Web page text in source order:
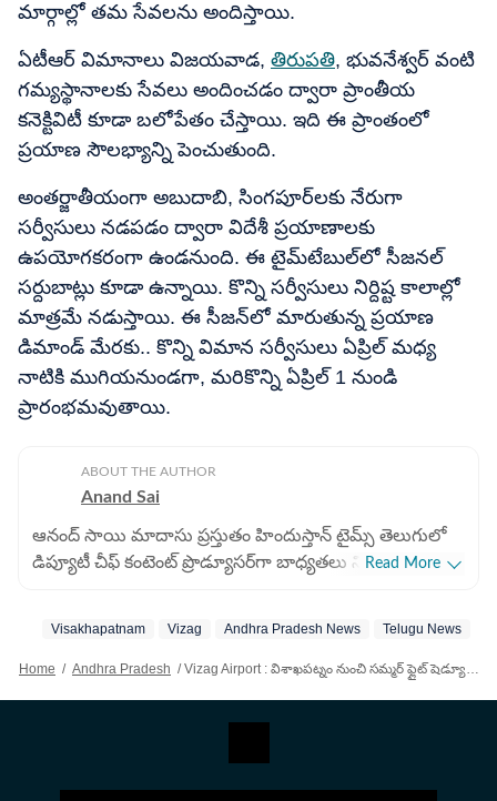
మార్గాల్లో తమ సేవలను అందిస్తాయి.
ఏటీఆర్ విమానాలు విజయవాడ, తిరుపతి, భువనేశ్వర్ వంటి
గమ్యస్థానాలకు సేవలు అందించడం ద్వారా ప్రాంతీయ
కనెక్టివిటీ కూడా బలోపేతం చేస్తాయి. ఇది ఈ ప్రాంతంలో
ప్రయాణ సౌలభ్యాన్ని పెంచుతుంది.
అంతర్జాతీయంగా అబుదాబి, సింగపూర్‌లకు నేరుగా
సర్వీసులు నడపడం ద్వారా విదేశీ ప్రయాణాలకు
ఉపయోగకరంగా ఉండనుంది. ఈ టైమ్‌టేబుల్‌లో సీజనల్
సర్దుబాట్లు కూడా ఉన్నాయి. కొన్ని సర్వీసులు నిర్దిష్ట కాలాల్లో
మాత్రమే నడుస్తాయి. ఈ సీజన్‌లో మారుతున్న ప్రయాణ
డిమాండ్‌ మేరకు.. కొన్ని విమాన సర్వీసులు ఏప్రిల్ మధ్య
నాటికి ముగియనుండగా, మరికొన్ని ఏప్రిల్ 1 నుండి
ప్రారంభమవుతాయి.
ABOUT THE AUTHOR
Anand Sai
ఆనంద్ సాయి మాదాసు ప్రస్తుతం హిందుస్తాన్ టైమ్స్ తెలుగులో
డిప్యూటీ చీఫ్ కంటెంట్ ప్రొడ్యూసర్‌గా బాధ్యతలు నిర్వర్తిస్తున్నారు.
దినపత్రికలో సబ్ఎడిటర్‌గా జర్నలిజం కెరీర్ మెుదలుపెట్టారు. ఆ
సబ్‌ఎడిటర్‌గా బాధ్యతలు చూసుకున్నారు. కాకతీయ
Read More
Visakhapatnam Vizag Andhra Pradesh News Telugu News
Home / Andhra Pradesh / Vizag Airport : విశాఖపట్నం నుంచి సమ్మర్ ఫ్లైట్ షెడ్యూల్.. రోజుకు 33 విమాన సర్వీసులు